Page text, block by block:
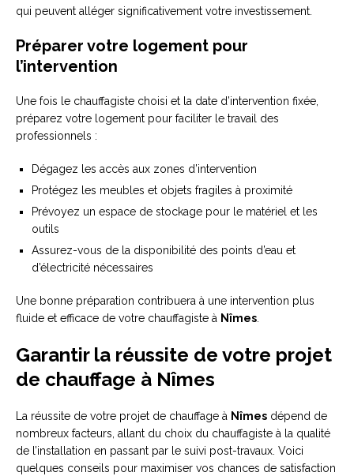
qui peuvent alléger significativement votre investissement.
Préparer votre logement pour
l’intervention
Une fois le chauffagiste choisi et la date d’intervention fixée,
préparez votre logement pour faciliter le travail des
professionnels :
Dégagez les accès aux zones d’intervention
Protégez les meubles et objets fragiles à proximité
Prévoyez un espace de stockage pour le matériel et les
outils
Assurez-vous de la disponibilité des points d’eau et
d’électricité nécessaires
Une bonne préparation contribuera à une intervention plus
fluide et efficace de votre chauffagiste à Nîmes
Garantir la réussite de votre projet
de chauffage à Nîmes
La réussite de votre projet de chauffage à Nîmes dépend de
nombreux facteurs, allant du choix du chauffagiste à la qualité
de l’installation en passant par le suivi post-travaux. Voici
quelques conseils pour maximiser vos chances de satisfaction